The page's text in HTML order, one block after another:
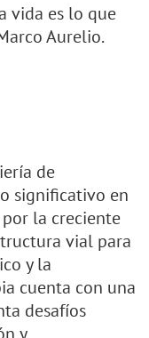
vida es lo que
Aurelio.
de
significativo en
la creciente
vial para
y la
cuenta con una
desafíos
y